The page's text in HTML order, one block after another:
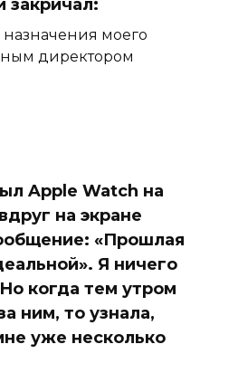
закричал:
моего
директором
Apple Watch на
на экране
«Прошлая
Я ничего
когда тем утром
ним, то узнала,
уже несколько